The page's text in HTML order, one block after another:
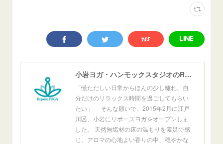
小岩ヨガ・ハンモックスタジオのReposeYoga小岩
「慌ただしい日常からほんの少し離れ、自
分だけのリラックス時間を過ごしてもらい
たい」 そんな願いで、2015年2月に江戸
川区、小岩にリポーズヨガをオープンしま
した。 天然無垢材の床の温もりを素足で感
じ、アロマの心地よい香りの中、穏やかな